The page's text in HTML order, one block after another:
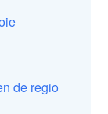
de regio